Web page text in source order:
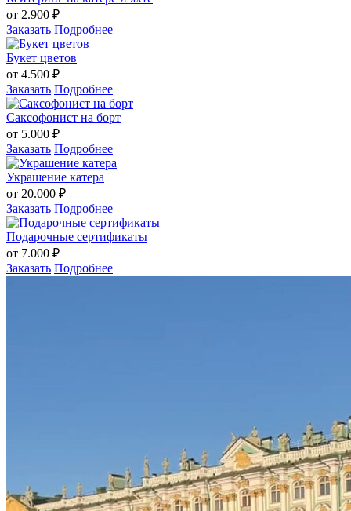
от 2.900 ₽
Заказать Подробнее
Букет цветов
от 4.500 ₽
Заказать Подробнее
Cаксофонист на борт
от 5.000 ₽
Заказать Подробнее
Украшение катера
от 20.000 ₽
Заказать Подробнее
Подарочные сертификаты
от 7.000 ₽
Заказать Подробнее